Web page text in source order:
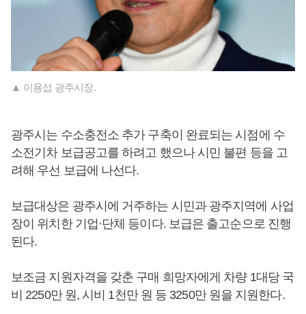
▲ 이용섭 광주시장.
광주시는 수소충전소 추가 구축이 완료되는 시점에 수
소전기차 보급공고를 하려고 했으나 시민 불편 등을 고
려해 우선 보급에 나선다.
보급대상은 광주시에 거주하는 시민과 광주지역에 사업
장이 위치한 기업·단체 등이다. 보급은 출고순으로 진행
된다.
보조금 지원자격을 갖춘 구매 희망자에게 차량 1대당 국
비 2250만 원, 시비 1천만 원 등 3250만 원을 지원한다.